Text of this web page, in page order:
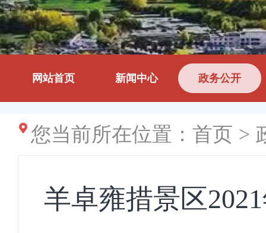
网站首页 新闻中心 政务公开
您当前所在位置： 首页 >
羊卓雍措景区